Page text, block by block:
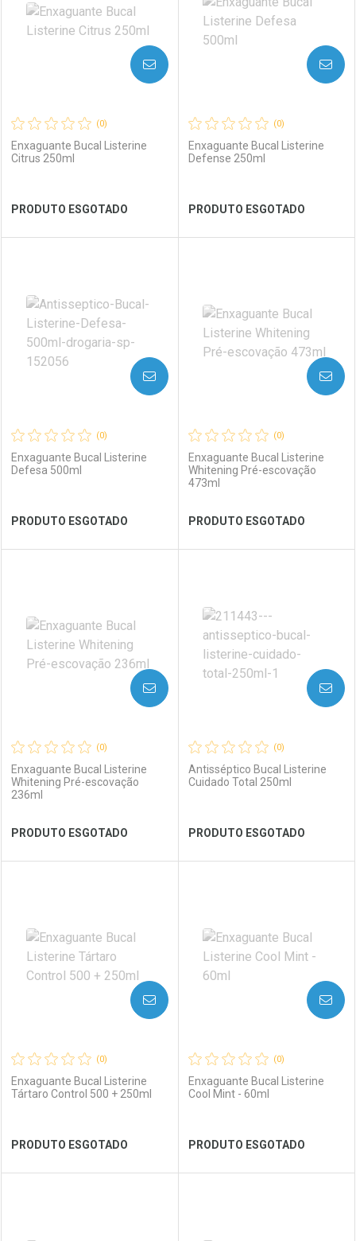
Ver Desconto Convênio Ver Desconto Convênio
(0)
Enxaguante Bucal Listerine
Citrus 250ml
PRODUTO ESGOTADO
AVISE-ME
Laboratório
Ver Desconto Convênio
Por Menos
(0)
Enxaguante Bucal Listerine
Defense 250ml
PRODUTO ESGOTADO
AVISE-ME
Laboratório
Ver Desconto Convênio
Por Menos
(0)
Enxaguante Bucal Listerine
Defesa 500ml
PRODUTO ESGOTADO
AVISE-ME
Laboratório
Ver Desconto Convênio
Por Menos
(0)
Enxaguante Bucal Listerine
Whitening Pré-escovação
473ml
PRODUTO ESGOTADO
AVISE-ME
Laboratório
Ver Desconto Convênio
Por Menos
(0)
Enxaguante Bucal Listerine
Whitening Pré-escovação
236ml
PRODUTO ESGOTADO
AVISE-ME
Laboratório
Ver Desconto Convênio
Por Menos
(0)
Antisséptico Bucal Listerine
Cuidado Total 250ml
PRODUTO ESGOTADO
AVISE-ME
Laboratório
Ver Desconto Convênio
Por Menos
(0)
Enxaguante Bucal Listerine
Tártaro Control 500 + 250ml
PRODUTO ESGOTADO
AVISE-ME
(0)
Enxaguante Bucal Listerine
Cool Mint - 60ml
PRODUTO ESGOTADO
AVISE-ME